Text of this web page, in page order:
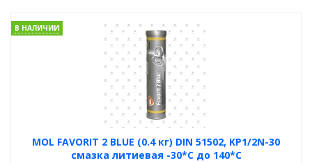
MOL FAVORIT 2 BLUE (0.4 кг) DIN 51502, KP1/2N-30
смазка литиевая -30*С до 140*С
В НАЛИЧИИ